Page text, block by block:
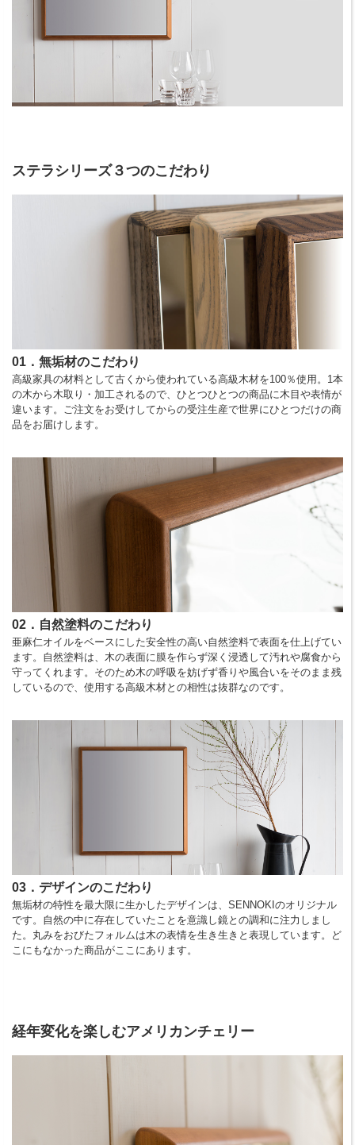
ステラシリーズ３つのこだわり
01．無垢材のこだわり
高級家具の材料として古くから使われている高級木材を100％使用。1本
の木から木取り・加工されるので、ひとつひとつの商品に木目や表情が
違います。ご注文をお受けしてからの受注生産で世界にひとつだけの商
品をお届けします。
02．自然塗料のこだわり
亜麻仁オイルをベースにした安全性の高い自然塗料で表面を仕上げてい
ます。自然塗料は、木の表面に膜を作らず深く浸透して汚れや腐食から
守ってくれます。そのため木の呼吸を妨げず香りや風合いをそのまま残
しているので、使用する高級木材との相性は抜群なのです。
03．デザインのこだわり
無垢材の特性を最大限に生かしたデザインは、SENNOKIのオリジナル
です。自然の中に存在していたことを意識し鏡との調和に注力しまし
た。丸みをおびたフォルムは木の表情を生き生きと表現しています。ど
こにもなかった商品がここにあります。
経年変化を楽しむアメリカンチェリー